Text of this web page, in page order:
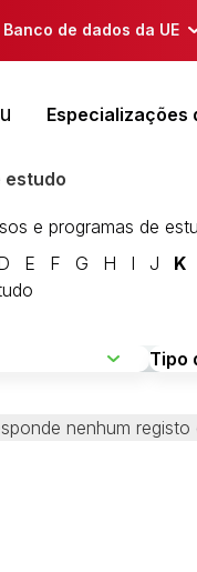
Banco de dados da UE
Especializações
estudo
e programas de
E F G H I J K
nenhum